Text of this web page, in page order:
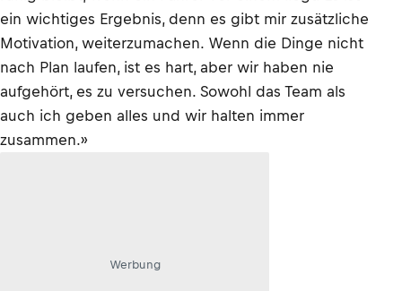
ein wichtiges Ergebnis, denn es gibt mir zusätzliche
Motivation, weiterzumachen. Wenn die Dinge nicht
nach Plan laufen, ist es hart, aber wir haben nie
aufgehört, es zu versuchen. Sowohl das Team als
auch ich geben alles und wir halten immer
zusammen.»
Werbung